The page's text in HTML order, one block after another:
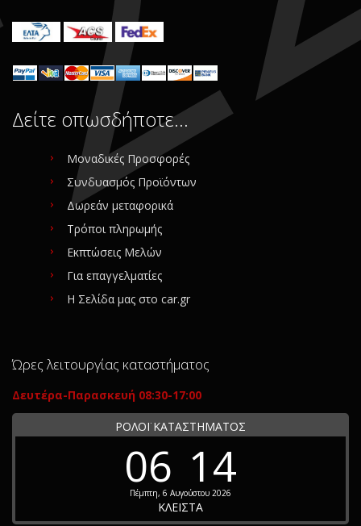
Δείτε οπωσδήποτε…
Μοναδικές Προσφορές
Συνδυασμός Προϊόντων
Δωρεάν μεταφορικά
Τρόποι πληρωμής
Εκπτώσεις Μελών
Για επαγγελματίες
Η Σελίδα μας στο car.gr
Ώρες λειτουργίας καταστήματος
Δευτέρα-Παρασκευή 08:30-17:00
ΡΟΛΟΪ ΚΑΤΑΣΤΗΜΑΤΟΣ
06 14
Πέμπτη, 6 Αυγούστου 2026
ΚΛΕΙΣΤΑ